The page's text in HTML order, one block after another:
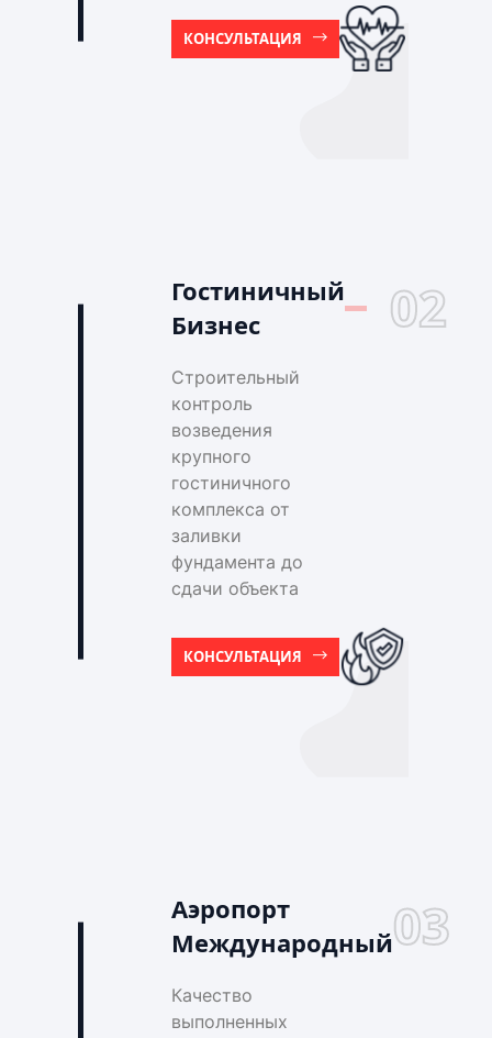
КОНСУЛЬТАЦИЯ
Гостиничный
Бизнес
02
Строительный
контроль
возведения
крупного
гостиничного
комплекса от
заливки
фундамента до
сдачи объекта
КОНСУЛЬТАЦИЯ
Аэропорт
Международный03
Качество
выполненных